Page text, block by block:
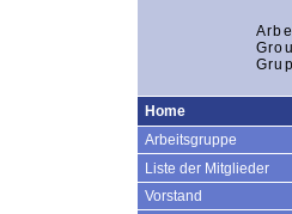
Home
Arbeitsgruppe
Liste der Mitglieder
Vorstand